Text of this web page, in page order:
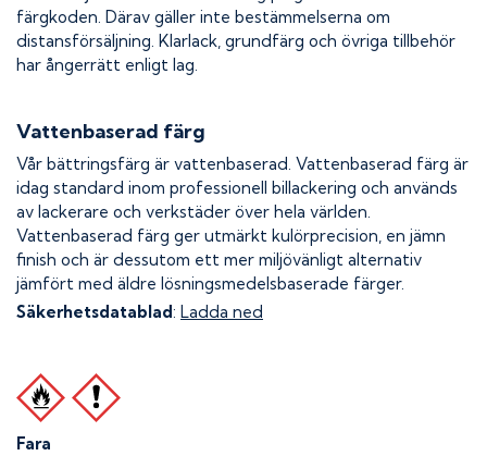
färgkoden. Därav gäller inte bestämmelserna om
distansförsäljning. Klarlack, grundfärg och övriga tillbehör
har ångerrätt enligt lag.
Vattenbaserad färg
Vår bättringsfärg är vattenbaserad. Vattenbaserad färg är
idag standard inom professionell billackering och används
av lackerare och verkstäder över hela världen.
Vattenbaserad färg ger utmärkt kulörprecision, en jämn
finish och är dessutom ett mer miljövänligt alternativ
jämfört med äldre lösningsmedelsbaserade färger.
Säkerhetsdatablad: Ladda ned
Fara